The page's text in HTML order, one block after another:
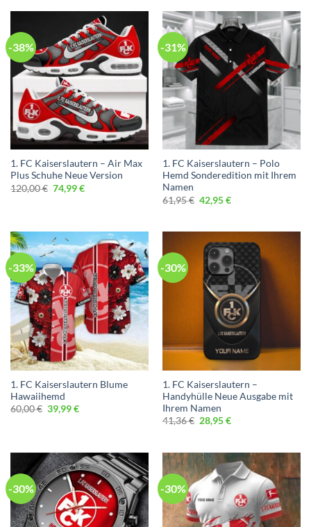
-38%
1. FC Kaiserslautern – Air Max
Plus Schuhe Neue Version
120,00€ Ursprünglicher
Preis
74,99€Aktueller
-31%
1. FC Kaiserslautern – Polo
Hemd Sonderedition mit Ihrem
Namen
61,95€ Ursprünglicher
Preis
42,95€Aktueller
-33%
1. FC Kaiserslautern Blume
Hawaiihemd
60,00€ Ursprünglicher
Preis
39,99€Aktueller
-30%
1. FC Kaiserslautern –
Handyhülle Neue Ausgabe mit
Ihrem Namen
41,36€ Ursprünglicher
Preis
28,95€Aktueller
-30% -30%